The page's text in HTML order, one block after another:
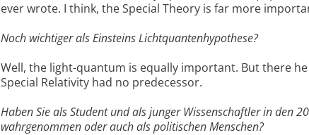
ever wrote. I think, the Special Theory is far more
Noch wichtiger als Einsteins Lichtquantenhypothese?
Well, the light-quantum is equally important. But there
Special Relativity had no predecessor.
Haben Sie als Student und als junger Wissenschaftler in den
wahrgenommen oder auch als politischen Menschen?